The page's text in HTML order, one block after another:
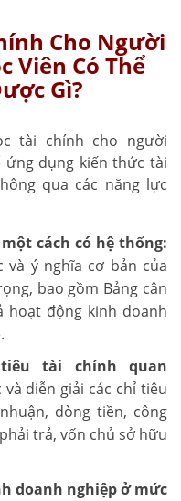
Cho Người
Viên Có Thể
Gì?
tài chính cho người
ứng dụng kiến thức tài
qua các năng lực
cách có hệ thống:
và ý nghĩa cơ bản của
bao gồm Bảng cân
hoạt động kinh doanh
tài chính quan
diễn giải các chỉ tiêu
dòng tiền, công
trả, vốn chủ sở hữu
doanh nghiệp ở mức